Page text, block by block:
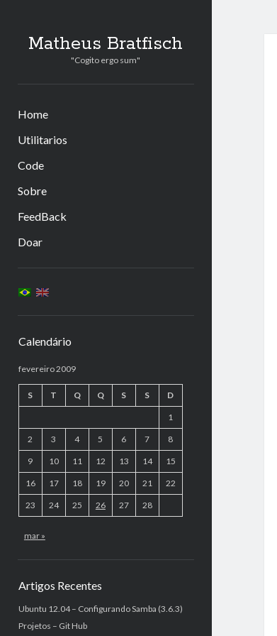
Matheus Bratfisch
"Cogito ergo sum"
Home
Utilitarios
Code
Sobre
FeedBack
Doar
Lateral
Calendário
fevereiro 2009
S T Q Q S S D
1
2 3 4 5 6 7 8
9 10 11 12 13 14 15
16 17 18 19 20 21 22
23 24 25 26 27 28
mar »
Artigos Recentes
Ubuntu 12.04 – Configurando Samba (3.6.3)
Projetos – Git Hub